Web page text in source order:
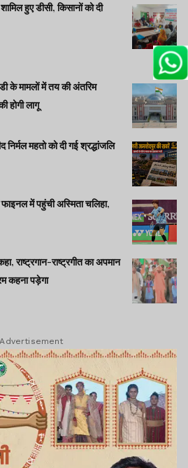
हुए डीसी, किसानों को दी
के मामलों में तय की अंतरिम
होगी लागू
महतो को दी गई श्रद्धांजलि
में पहुंची अस्मिता चलिहा,
राष्ट्रगान-राष्ट्रगीत का अपमान
कहना पड़ेगा
Advertisement